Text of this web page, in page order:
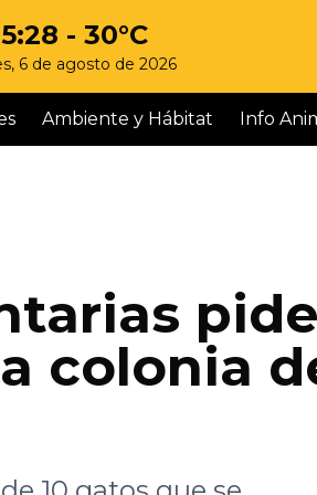
- 30°C
6 de agosto de 2026
Ambiente y Hábitat Info
colonia